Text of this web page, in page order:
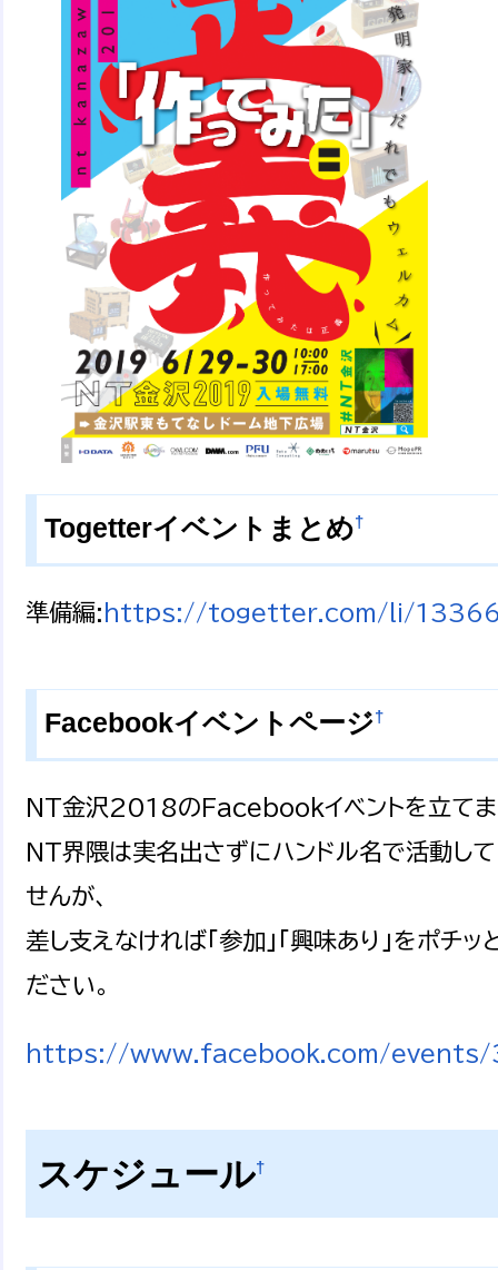
Togetterイベントまとめ†
準備編: https://togetter.com/li/
Facebookイベントページ†
NT金沢2018のFacebookイベントを立てま
NT界隈は実名出さずにハンドル名で活動し
せんが、
差し支えなければ「参加」「興味あり」をポ
ださい。
https://www.facebook.com/
スケジュール†